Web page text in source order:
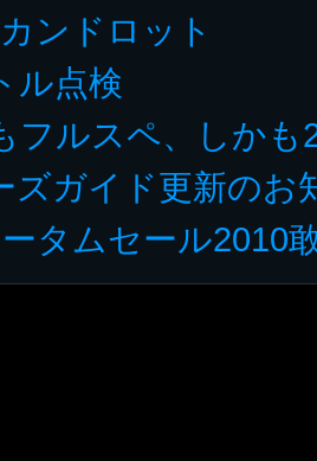
ンドロット
ル点検
フルスペ、しかも
ズガイド更新のお
タムセール2010